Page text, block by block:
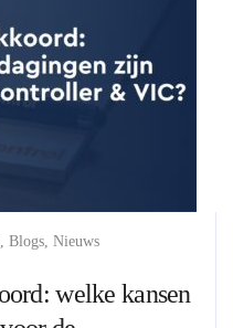
, Blogs, Nieuws
welke kansen